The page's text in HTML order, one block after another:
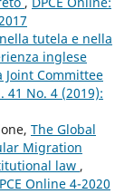
tutela e nella
inglese
Joint Committee
41 No. 4 (2019):
The Global
Migration
law ,
Online 4-2020